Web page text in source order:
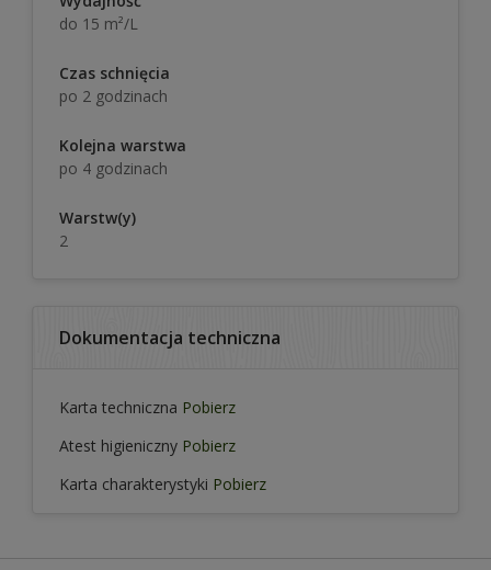
do 15 m²/L
Czas schnięcia
po 2 godzinach
Kolejna warstwa
po 4 godzinach
Warstw(y)
2
Dokumentacja techniczna
Karta techniczna Pobierz
Atest higieniczny Pobierz
Karta charakterystyki Pobierz